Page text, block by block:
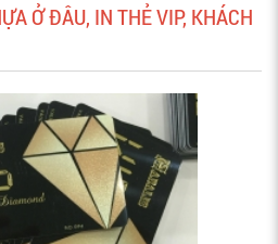
Ở ĐÂU, IN THẺ VIP, KHÁCH